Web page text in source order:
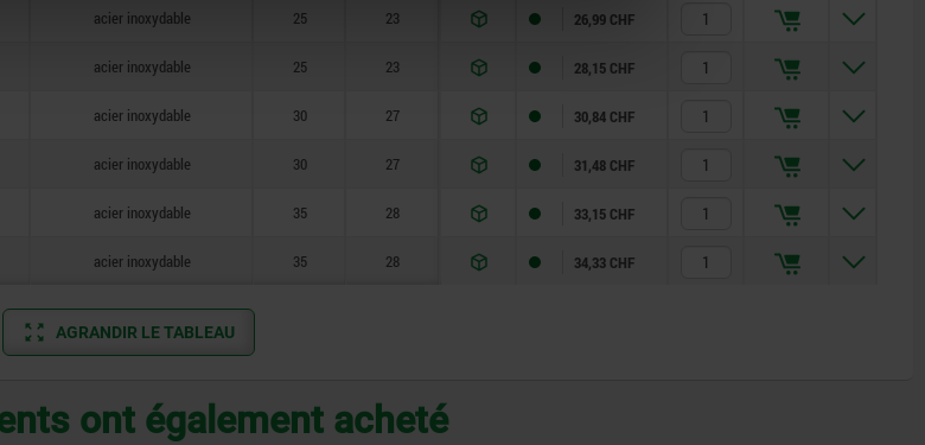
acier inoxydable 25 23 26,99 CHF
acier inoxydable 25 23 28,15 CHF
acier inoxydable 30 27 30,84 CHF
acier inoxydable 30 27 31,48 CHF
acier inoxydable 35 28 33,15 CHF
acier inoxydable 35 28 34,33 CHF
AGRANDIR LE TABLEAU
ont également acheté